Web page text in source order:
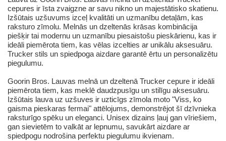
cepures ir īsta zvaigzne ar savu nikno un majestātisko skatienu.
Izšūtais uzšuvums izceļ kvalitāti un uzmanību detaļām, kas
raksturo zīmolu. Melnās un dzeltenās krāsas kombinācija
piešķir tai modernu un uzmanību piesaistošu pieskārienu, kas ir
ideāli piemērota tiem, kas vēlas izcelties ar unikālu aksesuāru.
Trucker stils un spiedpoga aizdare garantē ērtu un personalizētu
piegulumu.
Goorin Bros. Lauvas melnā un dzeltenā Trucker cepure ir ideāli
piemērota tiem, kas meklē daudzpusīgu un stilīgu aksesuāru.
Izšūtais lauva uz uzšuves ir uzticīgs zīmola moto "Viss, ko
gaisma pieskaras fermai" attēlojums, demonstrējot šī dzīvnieka
raksturīgo spēku un eleganci. Unisex dizains ļauj gan vīriešiem,
gan sievietēm to valkāt ar lepnumu, savukārt aizdare ar
spiedpogu nodrošina perfektu piegulumu ikvienam.